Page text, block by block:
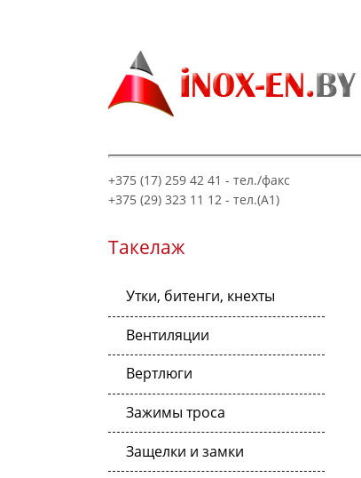
+375 (17) 259 42 41 - тел./факс
+375 (29) 323 11 12 - тел.(A1)
Такелаж
Утки, битенги, кнехты
Вентиляции
Вертлюги
Зажимы троса
Защелки и замки